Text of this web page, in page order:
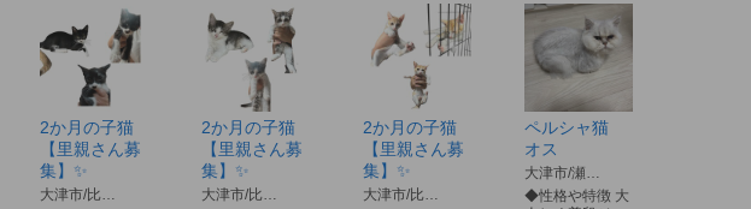
2か月の子猫
【里親さん募
集】✨
大津市/比…
2か月の子猫
【里親さん募
集】✨
大津市/比…
2か月の子猫
【里親さん募
集】✨
大津市/比…
ペルシャ猫
オス
大津市/瀬…
◆性格や特徴 大